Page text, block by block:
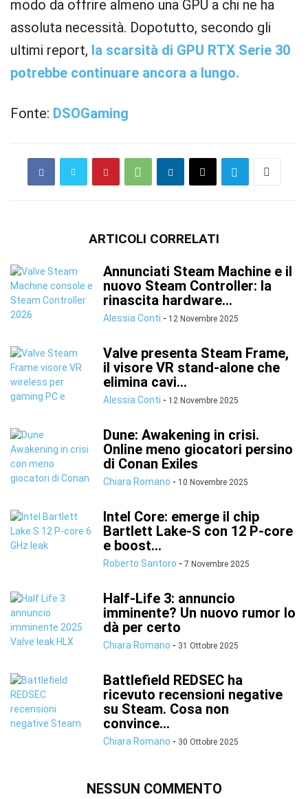
modo da offrire almeno una GPU a chi ne ha
assoluta necessità. Dopotutto, secondo gli
ultimi report, la scarsità di GPU RTX Serie 30
potrebbe continuare ancora a lungo.
Fonte: DSOGaming
ARTICOLI CORRELATI
Annunciati Steam Machine e il
nuovo Steam Controller: la
rinascita hardware...
Alessia Conti - 12 Novembre 2025
Valve presenta Steam Frame,
il visore VR stand-alone che
elimina cavi...
Alessia Conti - 12 Novembre 2025
Dune: Awakening in crisi.
Online meno giocatori persino
di Conan Exiles
Chiara Romano - 10 Novembre 2025
Intel Core: emerge il chip
Bartlett Lake-S con 12 P-core
e boost...
Roberto Santoro - 7 Novembre 2025
Half-Life 3: annuncio
imminente? Un nuovo rumor lo
dà per certo
Chiara Romano - 31 Ottobre 2025
Battlefield REDSEC ha
ricevuto recensioni negative
su Steam. Cosa non
convince...
Chiara Romano - 30 Ottobre 2025
NESSUN COMMENTO